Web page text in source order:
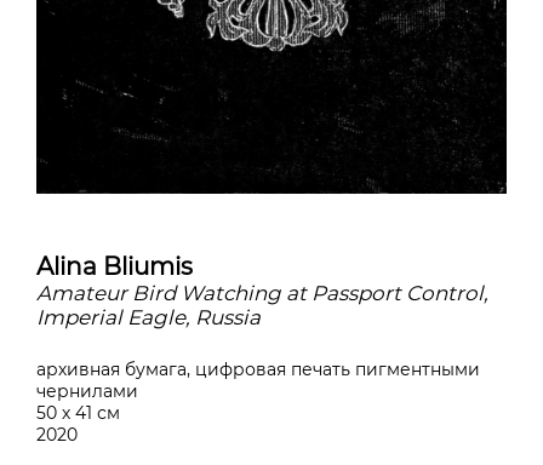
Alina Bliumis
Amateur Bird Watching at Passport Control,
Imperial Eagle, Russia
архивная бумага, цифровая печать пигментными
чернилами
50 х 41 см
2020